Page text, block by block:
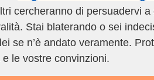
cercheranno di persuadervi
Stai blaterando o sei
se n’è andato veramente.
e le vostre convinzioni.